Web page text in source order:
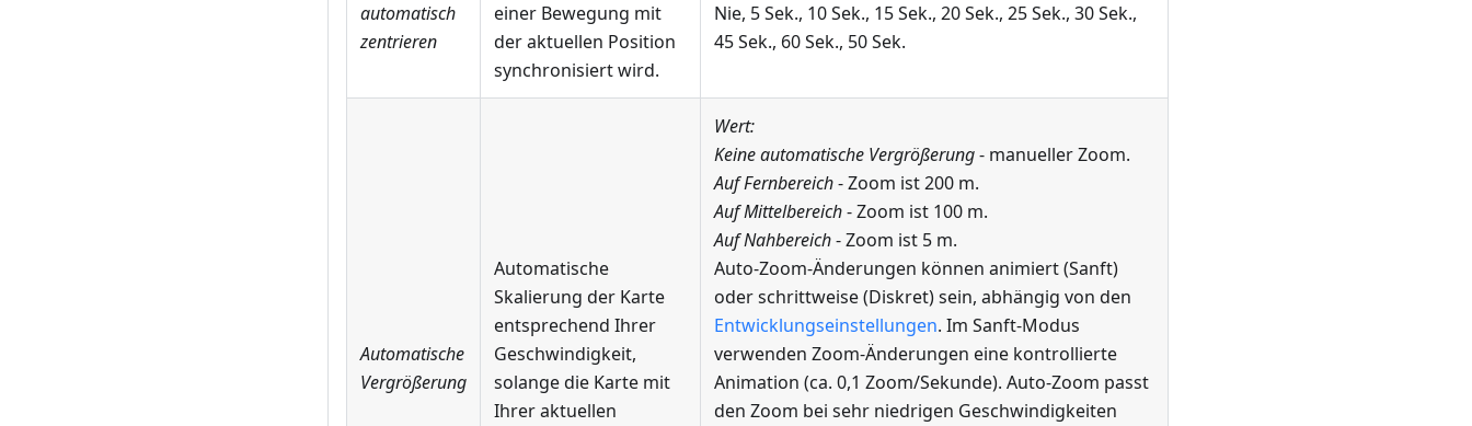
automatisch
zentrieren
einer Bewegung mit
der aktuellen Position
synchronisiert wird.
Nie, 5 Sek., 10 Sek., 15 Sek., 20 Sek., 25 Sek., 30 Sek.,
45 Sek., 60 Sek., 50 Sek.
Automatische
Vergrößerung
Automatische
Skalierung der Karte
entsprechend Ihrer
Geschwindigkeit,
solange die Karte mit
Ihrer aktuellen
Wert:
Keine automatische Vergrößerung- manueller Zoom.
Auf Fernbereich- Zoom ist 200 m.
Auf Mittelbereich- Zoom ist 100 m.
Auf Nahbereich- Zoom ist 5 m.
Auto-Zoom-Änderungen können animiert (Sanft)
oder schrittweise (Diskret) sein, abhängig von den
Entwicklungseinstellungen. Im Sanft-Modus
verwenden Zoom-Änderungen eine kontrollierte
Animation (ca. 0,1 Zoom/Sekunde). Auto-Zoom passt
den Zoom bei sehr niedrigen Geschwindigkeiten